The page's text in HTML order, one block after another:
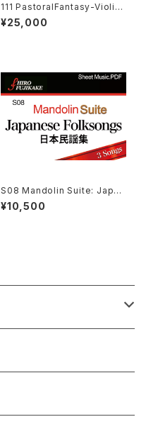
111 PastoralFantasy-Violin
ヴァイオリンソロとマンドリンオ
ーケストラのためのパストラルフ
¥25,000
S08 Mandolin Suite: Japan
ese Folksongs マンドリン組
曲： 日本民謡集
¥10,500